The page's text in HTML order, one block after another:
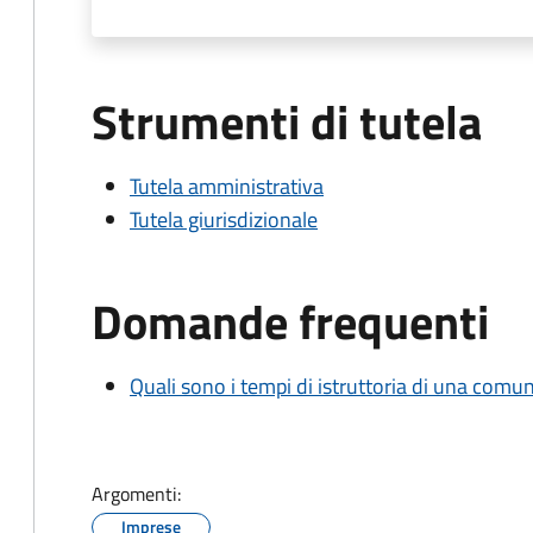
Strumenti di tutela
Tutela amministrativa
Tutela giurisdizionale
Domande frequenti
Quali sono i tempi di istruttoria di una
Argomenti:
Imprese